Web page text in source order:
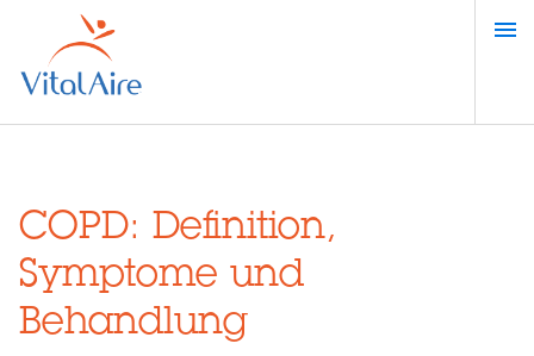
Inhalt
COPD: Definition,
Symptome und
Behandlung